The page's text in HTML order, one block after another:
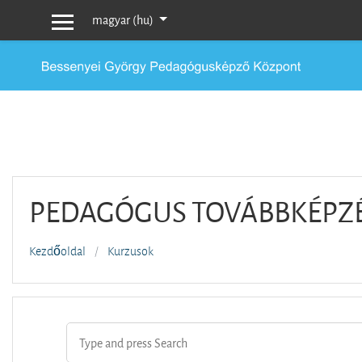
Oldalpanelmagyar ‎(hu)‎
PEDAGÓGUS
Kezdőoldal Kurzusok